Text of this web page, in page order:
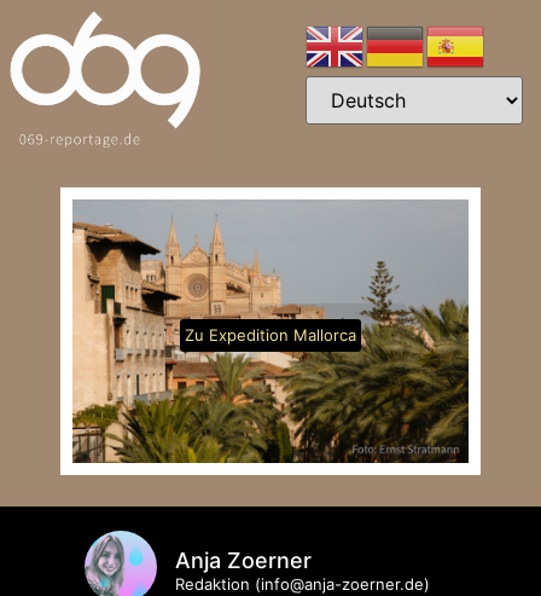
Zu Expedition Mallorca
Anja Zoerner
Redaktion (info@anja-zoerner.de)